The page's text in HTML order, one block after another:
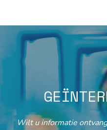
Wilt u informatie